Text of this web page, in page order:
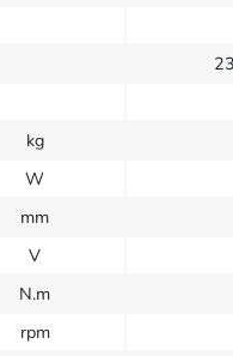
kg
W
mm
V
N.m
rpm